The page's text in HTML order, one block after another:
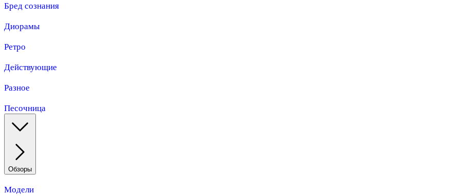
Бред сознания
Диорамы
Ретро
Действующие
Разное
Песочница
Обзоры
Модели